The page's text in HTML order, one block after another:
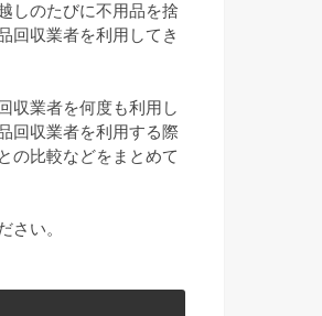
しのたびに不用品を捨
回収業者を利用してき
収業者を何度も利用し
回収業者を利用する際
の比較などをまとめて
さい。